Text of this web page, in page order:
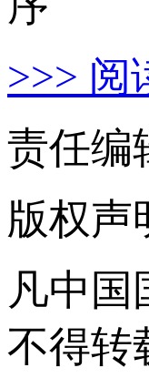
>>> 阅
责任编
版权声
凡中
不得转